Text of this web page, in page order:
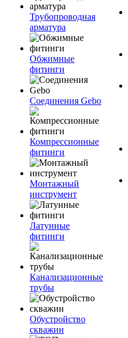
Трубопроводная
арматура
Обжимные
фитинги
Соединения Gebo
Компрессионные
фитинги
Монтажный
инструмент
Латунные
фитинги
Канализационные
трубы
Обустройство
скважин